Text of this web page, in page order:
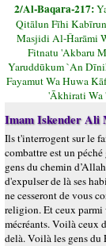
2/Al-Baqara-217:
Qitālun Fīhi
Masjidi Al-Ĥarāmi
Fitnatu 'Akbaru
Yaruddūkum `An
Fayamut Wa Huwa
'Ākhirati Wa
Imam Iskender Ali
Ils t'interrogent sur le
combattre est un
gens du chemin
d'expulser de là ses
ne cesseront de vous
religion. Et ceux
mécréants. Voilà ceux
delà. Voilà les gens du